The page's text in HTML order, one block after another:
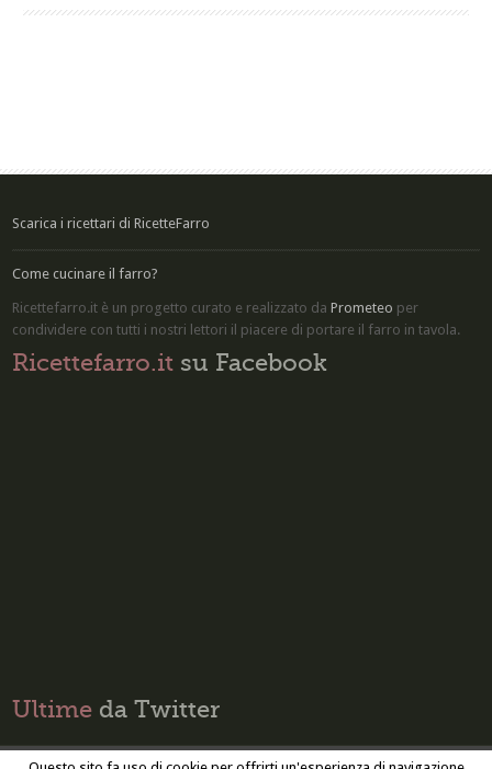
Scarica i ricettari di RicetteFarro
Come cucinare il farro?
Ricettefarro.it è un progetto curato e realizzato daPrometeo per
condividere con tutti i nostri lettori il piacere di portare il farro in tavola.
Ricettefarro.it su Facebook
Ultime da Twitter